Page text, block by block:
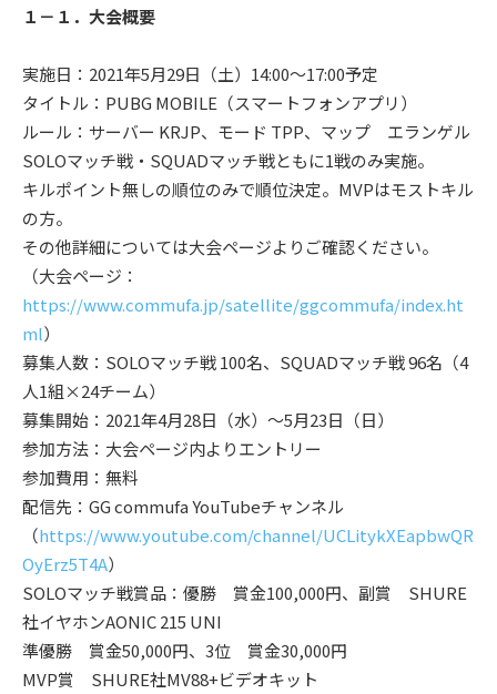
１－１．大会概要
実施日：2021年5月29日（土）14:00～17:00予定
タイトル：PUBG MOBILE（スマートフォンアプリ）
ルール：サーバー KRJP、モード TPP、マップ エランゲル
SOLOマッチ戦・SQUADマッチ戦ともに1戦のみ実施。
キルポイント無しの順位のみで順位決定。MVPはモストキル
の方。
その他詳細については大会ページよりご確認ください。
（大会ページ：
https://www.commufa.jp/satellite/ggcommufa/index.ht
ml）
募集人数：SOLOマッチ戦 100名、SQUADマッチ戦 96名（4
人1組×24チーム）
募集開始：2021年4月28日（水）～5月23日（日）
参加方法：大会ページ内よりエントリー
参加費用：無料
配信先：GG commufa YouTubeチャンネル
（https://www.youtube.com/channel/UCLitykXEapbwQR
OyErz5T4A）
SOLOマッチ戦賞品：優勝 賞金100,000円、副賞 SHURE
社イヤホンAONIC 215 UNI
準優勝 賞金50,000円、3位 賞金30,000円
MVP賞 SHURE社MV88+ビデオキット